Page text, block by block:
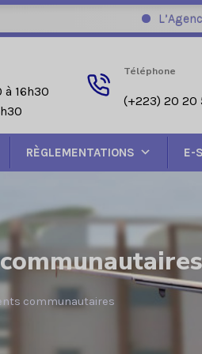
L’Agence
16h30
Téléphone
(+223) 20 20
RÈGLEMENTATIONS E-
communautaires